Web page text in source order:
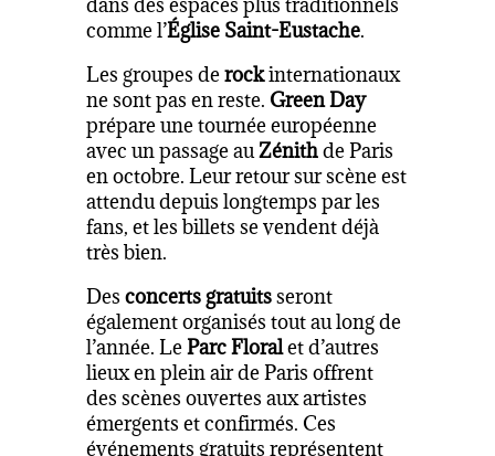
dans des espaces plus traditionnels
comme l’Église Saint-Eustache.
Les groupes derockinternationaux
ne sont pas en reste. Green Day
prépare une tournée européenne
avec un passage auZénithde Paris
en octobre. Leur retour sur scène est
attendu depuis longtemps par les
fans, et les billets se vendent déjà
très bien.
Desconcerts gratuitsseront
également organisés tout au long de
l’année. LeParc Floralet d’autres
lieux en plein air de Paris offrent
des scènes ouvertes aux artistes
émergents et confirmés. Ces
événements gratuits représentent